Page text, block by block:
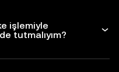
işlemiyle
tutmalıyım?